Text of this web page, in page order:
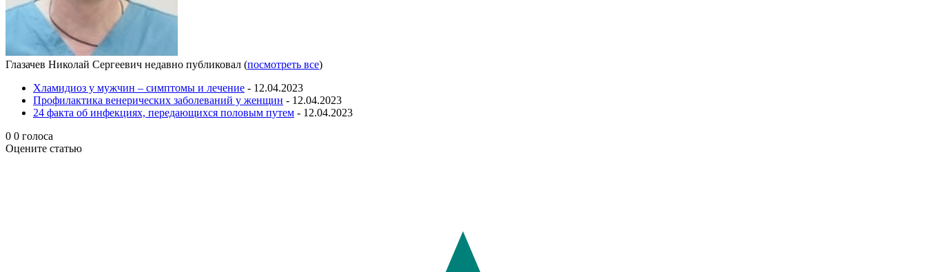
Глазачев Николай Сергеевич недавно публиковал (посмотреть все)
Хламидиоз у мужчин – симптомы и лечение - 12.04.2023
Профилактика венерических заболеваний у женщин - 12.04.2023
24 факта об инфекциях, передающихся половым путем - 12.04.2023
0 0 голоса
Оцените статью